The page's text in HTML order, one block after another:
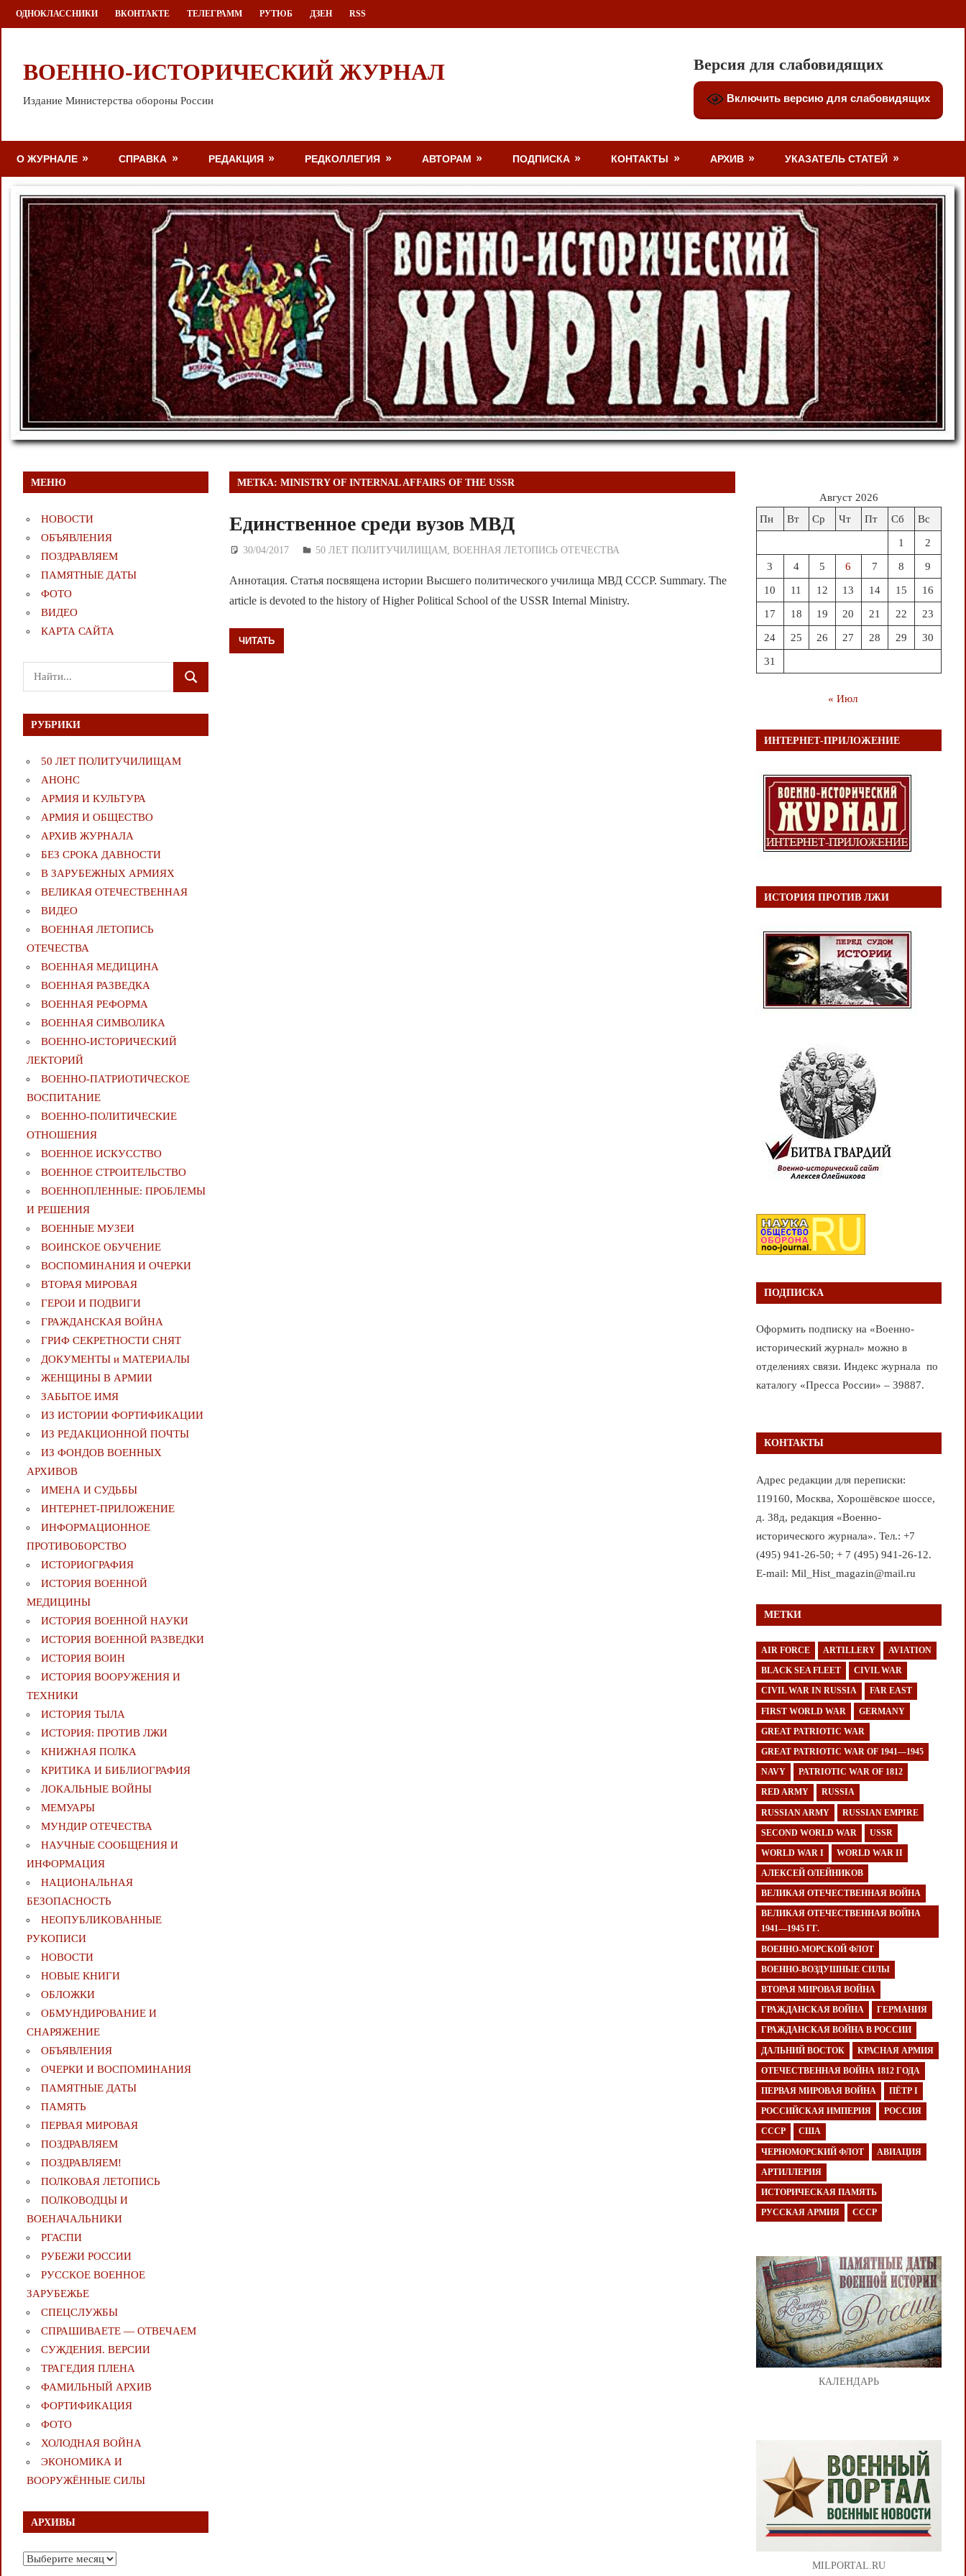
Перейти
к
ОДНОКЛАССНИКИ ВКОНТАКТЕ ТЕЛЕГРАММ РУТЮБ ДЗЕН RSS
ВОЕННО-ИСТОРИЧЕСКИЙ ЖУРНАЛ
Издание Министерства обороны России
Версия для слабовидящих
Включить версию для слабовидящих
О ЖУРНАЛЕ СПРАВКА РЕДАКЦИЯ РЕДКОЛЛЕГИЯ АВТОРАМ ПОДПИСКА КОНТАКТЫ АРХИВ УКАЗАТЕЛЬ СТАТЕЙ
МЕТКА:MINISTRY OF INTERNAL AFFAIRS OF THE USSR
Единственное среди вузов МВД
30/04/2017 Дежурный по Редакции
50 ЛЕТ ПОЛИТУЧИЛИЩАМ, ВОЕННАЯ ЛЕТОПИСЬ ОТЕЧЕСТВА
Аннотация. Статья посвящена истории Высшего политического училища МВД СССР. Summary. The
article is devoted to the history of Higher Political School of the USSR Internal Ministry.
ЧИТАТЬ
МЕНЮ
НОВОСТИ
ОБЪЯВЛЕНИЯ
ПОЗДРАВЛЯЕМ
ПАМЯТНЫЕ ДАТЫ
ФОТО
ВИДЕО
КАРТА САЙТА
Поиск
для:
ПОИСК
РУБРИКИ
50 ЛЕТ ПОЛИТУЧИЛИЩАМ
АНОНС
АРМИЯ И КУЛЬТУРА
АРМИЯ И ОБЩЕСТВО
АРХИВ ЖУРНАЛА
БЕЗ СРОКА ДАВНОСТИ
В ЗАРУБЕЖНЫХ АРМИЯХ
ВЕЛИКАЯ ОТЕЧЕСТВЕННАЯ
ВИДЕО
ВОЕННАЯ ЛЕТОПИСЬ
ОТЕЧЕСТВА
ВОЕННАЯ МЕДИЦИНА
ВОЕННАЯ РАЗВЕДКА
ВОЕННАЯ РЕФОРМА
ВОЕННАЯ СИМВОЛИКА
ВОЕННО-ИСТОРИЧЕСКИЙ
ЛЕКТОРИЙ
ВОЕННО-ПАТРИОТИЧЕСКОЕ
ВОСПИТАНИЕ
ВОЕННО-ПОЛИТИЧЕСКИE
ОТНОШЕНИЯ
ВОЕННОЕ ИСКУССТВО
ВОЕННОЕ СТРОИТЕЛЬСТВО
ВОЕННОПЛЕННЫЕ: ПРОБЛЕМЫ
И РЕШЕНИЯ
ВОЕННЫЕ МУЗЕИ
ВОИНСКОЕ ОБУЧЕНИЕ
ВОСПОМИНАНИЯ И ОЧЕРКИ
ВТОРАЯ МИРОВАЯ
ГЕРОИ И ПОДВИГИ
ГРАЖДАНСКАЯ ВОЙНА
ГРИФ СЕКРЕТНОСТИ СНЯТ
ДОКУМЕНТЫ и МАТЕРИАЛЫ
ЖЕНЩИНЫ В АРМИИ
ЗАБЫТОЕ ИМЯ
ИЗ ИСТОРИИ ФОРТИФИКАЦИИ
ИЗ РЕДАКЦИОННОЙ ПОЧТЫ
ИЗ ФОНДОВ ВОЕННЫХ
АРХИВОВ
ИМЕНА И СУДЬБЫ
ИНТЕРНЕТ-ПРИЛОЖЕНИЕ
ИНФОРМАЦИОННОЕ
ПРОТИВОБОРСТВО
ИСТОРИОГРАФИЯ
ИСТОРИЯ ВОЕННОЙ
МЕДИЦИНЫ
ИСТОРИЯ ВОЕННОЙ НАУКИ
ИСТОРИЯ ВОЕННОЙ РАЗВЕДКИ
ИСТОРИЯ ВОИН
ИСТОРИЯ ВООРУЖЕНИЯ И
ТЕХНИКИ
ИСТОРИЯ ТЫЛА
ИСТОРИЯ: ПРОТИВ ЛЖИ
КНИЖНАЯ ПОЛКА
КРИТИКА И БИБЛИОГРАФИЯ
ЛОКАЛЬНЫЕ ВОЙНЫ
МЕМУАРЫ
МУНДИР ОТЕЧЕСТВА
НАУЧНЫЕ СООБЩЕНИЯ И
ИНФОРМАЦИЯ
НАЦИОНАЛЬНАЯ
БЕЗОПАСНОСТЬ
НЕОПУБЛИКОВАННЫЕ
РУКОПИСИ
НОВОСТИ
НОВЫЕ КНИГИ
ОБЛОЖКИ
ОБМУНДИРОВАНИЕ И
СНАРЯЖЕНИЕ
ОБЪЯВЛЕНИЯ
ОЧЕРКИ И ВОСПОМИНАНИЯ
ПАМЯТНЫЕ ДАТЫ
ПАМЯТЬ
ПЕРВАЯ МИРОВАЯ
ПОЗДРАВЛЯЕМ
ПОЗДРАВЛЯЕМ!
ПОЛКОВАЯ ЛЕТОПИСЬ
ПОЛКОВОДЦЫ И
ВОЕНАЧАЛЬНИКИ
РГАСПИ
РУБЕЖИ РОССИИ
РУССКОЕ ВОЕННОЕ
ЗАРУБЕЖЬЕ
СПЕЦСЛУЖБЫ
СПРАШИВАЕТЕ — ОТВЕЧАЕМ
СУЖДЕНИЯ. ВЕРСИИ
ТРАГЕДИЯ ПЛЕНА
ФАМИЛЬНЫЙ АРХИВ
ФОРТИФИКАЦИЯ
ФОТО
ХОЛОДНАЯ ВОЙНА
ЭКОНОМИКА И
ВООРУЖЁННЫЕ СИЛЫ
АРХИВЫ
Архивы
Август 2026
Пн
Вт Ср Чт Пт Сб Вс
1 2
3 4 5 6 7 8 9
10 11 12 13 14 15 16
17 18 19 20 21 22 23
24 25 26 27 28 29 30
31
« Июл
ИНТЕРНЕТ-ПРИЛОЖЕНИЕ
ИСТОРИЯ ПРОТИВ ЛЖИ
ПОДПИСКА
Оформить подписку на «Военно-
исторический журнал» можно в
отделениях связи. Индекс журнала по
каталогу «Пресса России» – 39887.
КОНТАКТЫ
Адрес редакции для переписки:
119160, Москва, Хорошёвское шоссе,
д. 38д, редакция «Военно-
исторического журнала». Тел.: +7
(495) 941-26-50; + 7 (495) 941-26-12.
E-mail: Mil_Hist_magazin@mail.ru
МЕТКИ
AIR FORCE ARTILLERY AVIATION
BLACK SEA FLEET CIVIL WAR
CIVIL WAR IN RUSSIA FAR EAST
FIRST WORLD WAR GERMANY
GREAT PATRIOTIC WAR
GREAT PATRIOTIC WAR OF 1941—1945
NAVY PATRIOTIC WAR OF 1812
RED ARMY RUSSIA
RUSSIAN ARMY RUSSIAN EMPIRE
SECOND WORLD WAR USSR
WORLD WAR I WORLD WAR II
АЛЕКСЕЙ ОЛЕЙНИКОВ
ВЕЛИКАЯ ОТЕЧЕСТВЕННАЯ ВОЙНА
ВЕЛИКАЯ ОТЕЧЕСТВЕННАЯ ВОЙНА
1941—1945 ГГ.
ВОЕННО-МОРСКОЙ ФЛОТ
ВОЕННО-ВОЗДУШНЫЕ СИЛЫ
ВТОРАЯ МИРОВАЯ ВОЙНА
ГРАЖДАНСКАЯ ВОЙНА ГЕРМАНИЯ
ГРАЖДАНСКАЯ ВОЙНА В РОССИИ
ДАЛЬНИЙ ВОСТОК КРАСНАЯ АРМИЯ
ОТЕЧЕСТВЕННАЯ ВОЙНА 1812 ГОДА
ПЕРВАЯ МИРОВАЯ ВОЙНА ПЁТР I
РОССИЙСКАЯ ИМПЕРИЯ РОССИЯ
СССР США
ЧЕРНОМОРСКИЙ ФЛОТ АВИАЦИЯ
АРТИЛЛЕРИЯ
ИСТОРИЧЕСКАЯ ПАМЯТЬ
РУССКАЯ АРМИЯ СССР
КАЛЕНДАРЬ
MILPORTAL.RU